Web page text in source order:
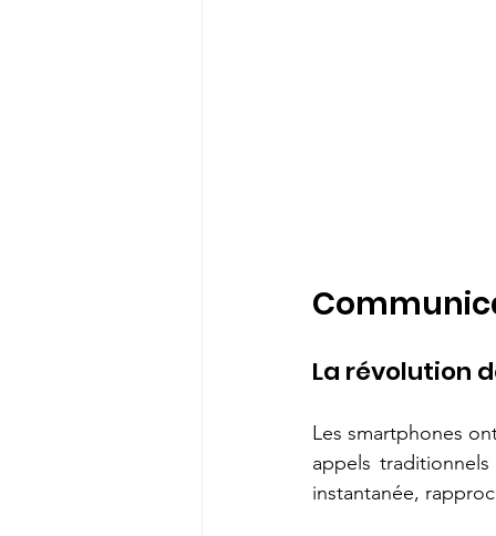
La révolution
Les smartphones
appels
instantanée,